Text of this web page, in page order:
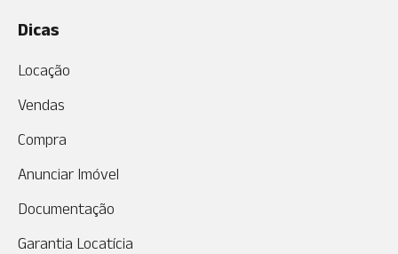
Dicas
Locação
Vendas
Compra
Anunciar Imóvel
Documentação
Garantia Locatícia